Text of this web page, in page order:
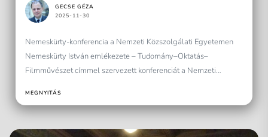
GECSE GÉZA
2025-11-30
Nemeskürty-konferencia a Nemzeti Közszolgálati Egyetemen
Nemeskürty István emlékezete – Tudomány–Oktatás–
Filmművészet címmel szervezett konferenciát a Nemzeti
MEGNYITÁS